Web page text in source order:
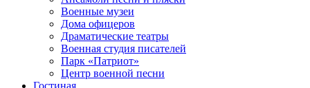
Военные музеи
Дома офицеров
Драматические театры
Военная студия писателей
Парк «Патриот»
Центр военной песни
Гостиная